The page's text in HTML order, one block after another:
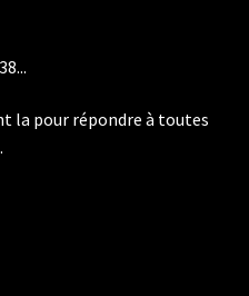
la pour répondre à toutes